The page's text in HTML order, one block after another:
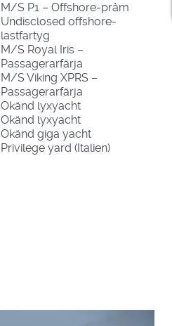
M/S P1 – Offshore-pråm
Undisclosed offshore-
lastfartyg
M/S Royal Iris –
Passagerarfärja
M/S Viking XPRS –
Passagerarfärja
Okänd lyxyacht
Okänd lyxyacht
Okänd giga yacht
Privilege yard (Italien)